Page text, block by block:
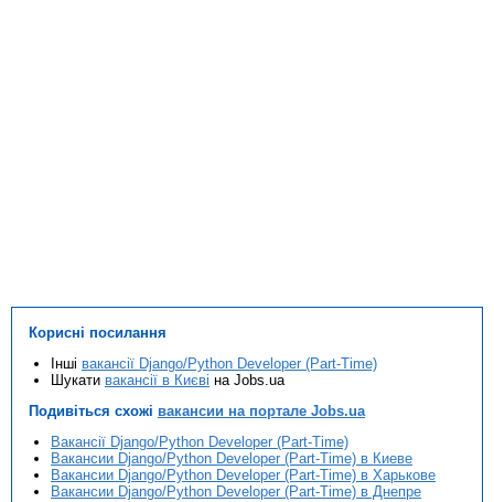
Корисні посилання
Інші вакансії Django/Python Developer (Part-Time)
Шукати вакансії в Києві на Jobs.ua
Подивіться схожі вакансии на портале Jobs.ua
Вакансії Django/Python Developer (Part-Time)
Вакансии Django/Python Developer (Part-Time) в Киеве
Вакансии Django/Python Developer (Part-Time) в Харькове
Вакансии Django/Python Developer (Part-Time) в Днепре